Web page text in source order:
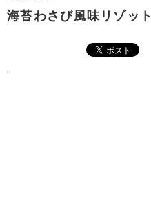
海苔わさび風味リゾット